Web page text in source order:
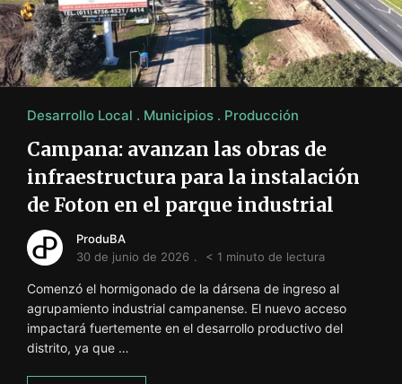
i
ó
n
INFORMACIÓN SOBRE LA PRODUCCIÓN EN LA
Desarrollo Local Municipios Producción
Campana: avanzan las obras de
infraestructura para la instalación
de Foton en el parque industrial
ProduBA
30 de junio de 2026
< 1 minuto de lectura
Comenzó el hormigonado de la dársena de ingreso al
agrupamiento industrial campanense. El nuevo acceso
impactará fuertemente en el desarrollo productivo del
distrito, ya que …